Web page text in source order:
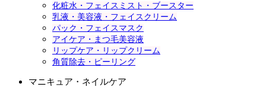
化粧水・フェイスミスト・ブースター
乳液・美容液・フェイスクリーム
パック・フェイスマスク
アイケア・まつ毛美容液
リップケア・リップクリーム
角質除去・ピーリング
マニキュア・ネイルケア